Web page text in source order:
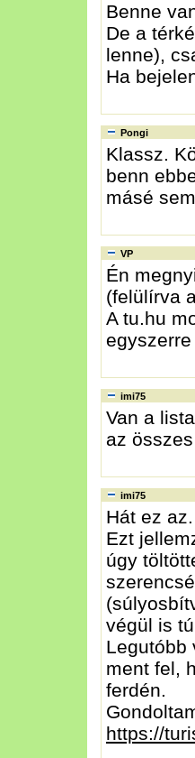
Benne
De a
lenne),
Ha
Pongi
Klassz.
benn
másé
VP
Én
(felülírva
A tu.hu
egyszerre
imi75
Van a
az
imi75
Hát ez
Ezt
úgy
végül is
Legutóbb
ment fel,
ferdén.
https://